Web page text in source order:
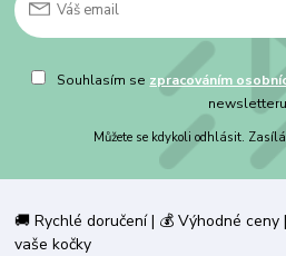
Souhlasím se zpracováním
Můžete se kdykoli odhlásit.
🚚 Rychlé doručení | 💰 Výhodné ceny
vaše kočky